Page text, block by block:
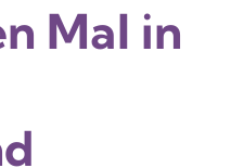
Mal in